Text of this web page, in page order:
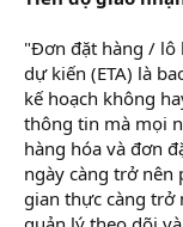
"Đơn đặt hàng / lô
dự kiến (ETA) là
kế hoạch không
thông tin mà mọi
hàng hóa và đơn
ngày càng trở nên
gian thực càng trở